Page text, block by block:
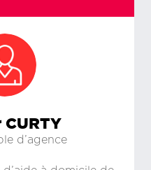
d’agence